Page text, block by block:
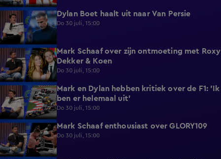
2:42 Dylan Boet haalt uit naar Van Persie
Do 30 juli, 15:00
1:24
Mark Schaaf over zijn ontmoeting met Roxy
Dekker & Koen
Do 30 juli, 15:00
1:46
Mark en Dylan hebben kritiek over de F1: 'Ik
ben er helemaal uit'
Do 30 juli, 15:00
1:41 Mark Schaaf enthousiast over GLORY109
Do 30 juli, 15:00